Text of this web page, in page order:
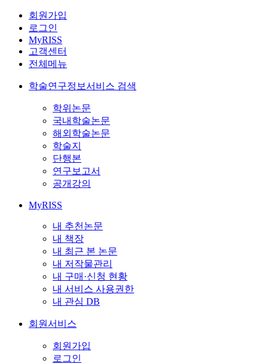
회원가입
로그인
MyRISS
고객센터
전체메뉴
학술연구정보서비스 검색
학위논문
국내학술논문
해외학술논문
학술지
단행본
연구보고서
공개강의
MyRISS
내 추천논문
내 책장
내 최근 본 논문
내 저작물관리
내 구매·신청 현황
내 서비스 사용권한
내 관심 DB
회원서비스
회원가입
로그인